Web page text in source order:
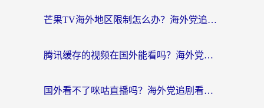
芒果TV海外地区限制怎么办？海外党追剧看片的实用加速器选择指南
腾讯缓存的视频在国外能看吗？海外党追剧看片的终极解决方案
国外看不了咪咕直播吗？海外党追剧看片的加速器选择指南